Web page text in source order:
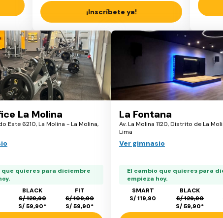
¡Inscríbete ya!
La Molina
Este 6210, La Molina - La Molina,
que quieres para diciembre
BLACK
S/ 129,90
S/ 59,90*
FIT
S/ 109,90
S/ 59,90*
La Fontana
Av. La Molina 1120, Distrito de La
Lima
Ver gimnasio
El cambio que quieres para
empieza hoy.
SMART
S/ 119,90
BLACK
S/ 129,90
S/ 59,90*